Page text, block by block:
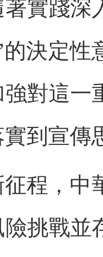
實踐深
決定性
對這一
到宣傳
程，中
挑戰並